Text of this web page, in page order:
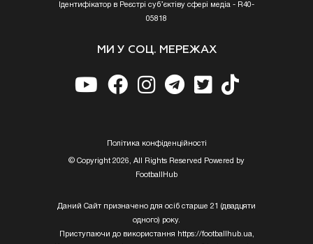
Ідентифікатор в Реєстрі суб’єктіву сфері медіа - R40-
05818
МИ У СОЦ. МЕРЕЖАХ
Полiтика конфiденцiйностi
© Copyright 2026, All Rights Reserved Powered by
FootballHub
Даний Сайт призначено для осіб старше 21 (двадцяти
одного) року.
Приступаючи до використання https://footballhub.ua,